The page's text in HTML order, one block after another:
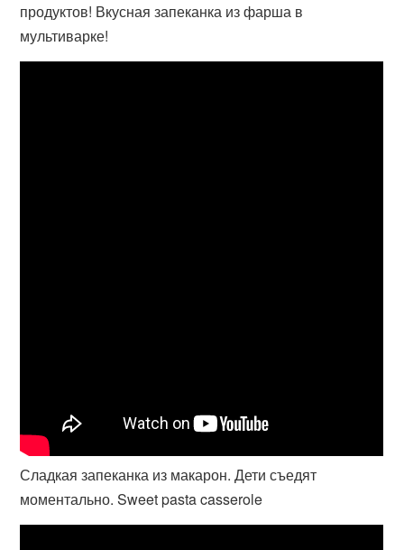
продуктов! Вкусная запеканка из фарша в
мультиварке!
Сладкая запеканка из макарон. Дети съедят
моментально. Sweet pasta casserole